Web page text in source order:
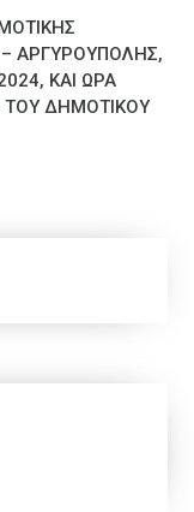
ΑΡΓΥΡΟΥΠΟΛΗΣ,
ΚΑΙ ΩΡΑ
ΤΟΥ ΔΗΜΟΤΙΚΟΥ